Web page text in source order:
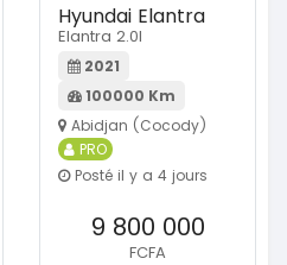
Hyundai Elantra
Elantra 2.0l
2021
100000 Km
Abidjan (Cocody)
PRO
Posté il y a 4 jours
9 800 000
FCFA